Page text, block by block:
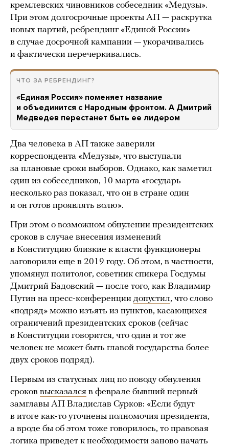
кремлевских чиновников собеседник «Медузы».
При этом долгосрочные проекты АП — раскрутка
новых партий, ребрендинг «Единой России»
в случае досрочной кампании — укорачивались
и фактически перечеркивались.
ЧТО ЗА РЕБРЕНДИНГ?
«Единая Россия» поменяет название
и объединится с Народным фронтом. А Дмитрий
Медведев перестанет быть ее лидером
Два человека в АП также заверили
корреспондента «Медузы», что выступали
за плановые сроки выборов. Однако, как заметил
один из собеседников, 10 марта «государь
несколько раз показал, что он в стране один
и он готов проявлять волю».
При этом о возможном обнулении президентских
сроков в случае внесения изменений
в Конституцию близкие к власти функционеры
заговорили еще в 2019 году. Об этом, в частности,
упомянул политолог, советник спикера Госдумы
Дмитрий Бадовский — после того, как Владимир
Путин на пресс-конференции допустил, что слово
«подряд» можно изъять из пунктов, касающихся
ограничений президентских сроков (сейчас
в Конституции говорится, что один и тот же
человек не может быть главой государства более
двух сроков подряд).
Первым из статусных лиц по поводу обнуления
сроков высказался в феврале бывший первый
замглавы АП Владислав Сурков: «Если будут
в итоге как-то уточнены полномочия президента,
а вроде бы об этом тоже говорилось, то правовая
логика приведет к необходимости заново начать